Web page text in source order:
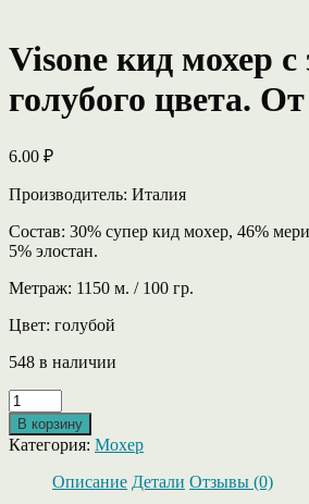
Visone кид мохер с
голубого цвета.
6.00 ₽
Производитель: Италия
Состав: 30% супер кид мохер, 46%
5% элостан.
Метраж: 1150 м. / 100 гр.
Цвет: голубой
548 в наличии
Количество
товара
Visone
кид
В корзину
Категория: Мохер
Описание Детали Отзывы (0)